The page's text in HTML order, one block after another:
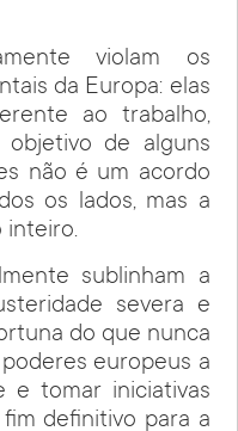
violam os
da Europa: elas
ao trabalho,
de alguns
não é um acordo
os lados, mas a
inteiro.
sublinham a
severa e
do que nunca
europeus a
e tomar iniciativas
definitivo para a